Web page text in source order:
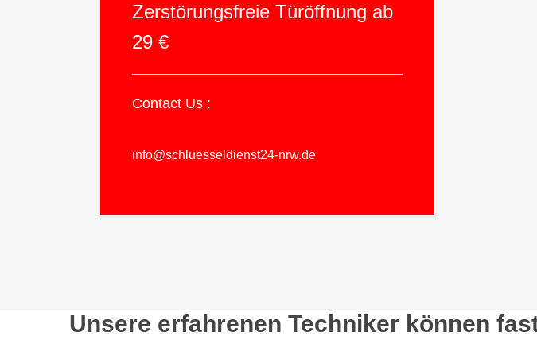
Zerstörungsfreie Türöffnung ab
29 €
Contact Us :
info@schluesseldienst24-nrw.de
Unsere erfahrenen Techniker können